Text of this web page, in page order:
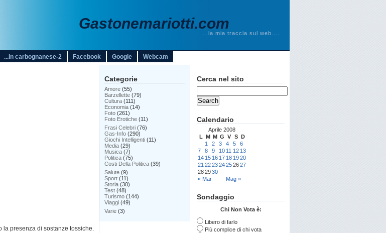
Gastonemariotti.com
…la mia traccia sul web….
...in carbognanese-2 Facebook Google Webcam
la presenza di sostanze tossiche.
Categorie
Amore (55)
Barzellette (79)
Cultura (111)
Economia (14)
Foto (261)
Foto Erotiche (11)
Frasi Celebri (76)
Gas-Info (290)
Giochi Intelligenti (11)
Media (29)
Musica (7)
Politica (75)
Costi Della Politica (39)
Salute (9)
Sport (11)
Storia (30)
Test (48)
Turismo (144)
Viaggi (49)
Varie (3)
Cerca nel sito
Calendario
Aprile 2008
L M M G V S D
« Mar Mag »
1 2 3 4 5
6
7
8 9 10 11 12 13
14 15 16 17 18 1920
21 222324252627
282930
Sondaggio
Chi Non Vota è:
Libero di farlo
Più complice di chi vota